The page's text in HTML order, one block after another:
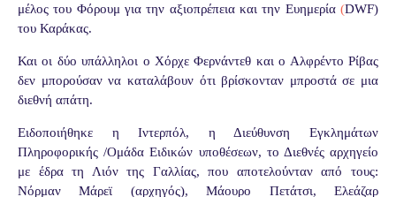
μέλος του Φόρουμ για την αξιοπρέπεια και την Ευημερία (DWF)
του Καράκας.
Και οι δύο υπάλληλοι ο Χόρχε Φερνάντεθ και ο Αλφρέντο Ρίβας
δεν μπορούσαν να καταλάβουν ότι βρίσκονταν μπροστά σε μια
διεθνή απάτη.
Ειδοποιήθηκε η Ιντερπόλ, η Διεύθυνση Εγκλημάτων
Πληροφορικής /Ομάδα Ειδικών υποθέσεων, το Διεθνές αρχηγείο
με έδρα τη Λιόν της Γαλλίας, που αποτελούνταν από τους:
Νόρμαν Μάρεϊ (αρχηγός), Μάουρο Πετάτσι, Ελεάζαρ